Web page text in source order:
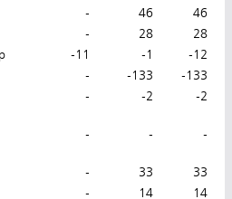
- 46
46
- 28
28
-11 -1
-12
- -133
-133
- -2
-2
- -
-
- 33
33
- 14
14